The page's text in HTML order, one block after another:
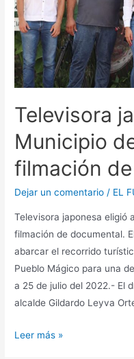
Televisora
Municipio
filmación
Dejar un comentario / EL
Televisora japonesa eligió
filmación de documental.
abarcar el recorrido
Pueblo Mágico para una
a 25 de julio del 2022.- El
alcalde Gildardo Leyva
Leer más »